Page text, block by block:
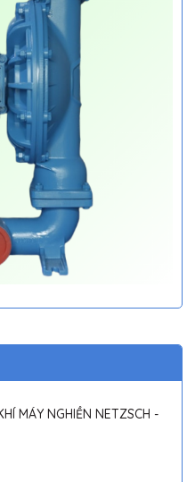
MÁY NGHIỀN NETZSCH -